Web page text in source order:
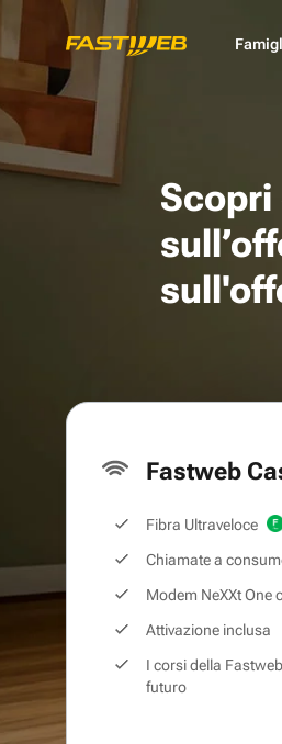
Fastweb
Fibra Ultraveloce
Chiamate a
Modem NeXXt One
Attivazione inclusa
I corsi della
futuro